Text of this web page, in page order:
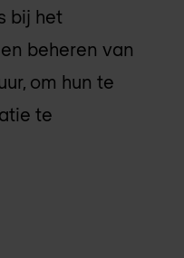
bij het
beheren van
om hun te
te